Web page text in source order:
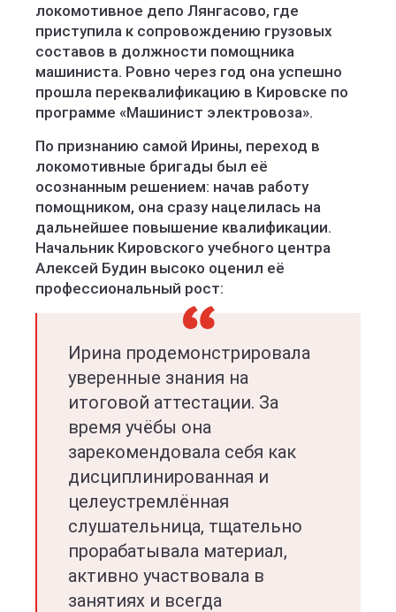
локомотивное депо Лянгасово, где
приступила к сопровождению грузовых
составов в должности помощника
машиниста. Ровно через год она успешно
прошла переквалификацию в Кировске по
программе «Машинист электровоза».
По признанию самой Ирины, переход в
локомотивные бригады был её
осознанным решением: начав работу
помощником, она сразу нацелилась на
дальнейшее повышение квалификации.
Начальник Кировского учебного центра
Алексей Будин высоко оценил её
профессиональный рост:
Ирина продемонстрировала
уверенные знания на
итоговой аттестации. За
время учёбы она
зарекомендовала себя как
дисциплинированная и
целеустремлённая
слушательница, тщательно
прорабатывала материал,
активно участвовала в
занятиях и всегда